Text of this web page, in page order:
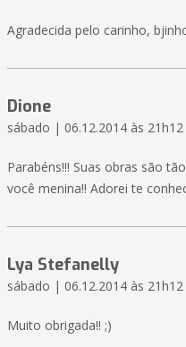
Agradecida pelo carinho,
Dione
sábado | 06.12.2014 às 21h12
Parabéns!!! Suas obras são
você menina!! Adorei te
Lya Stefanelly
sábado | 06.12.2014 às 21h12
Muito obrigada!! ;)